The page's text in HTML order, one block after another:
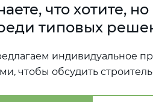
что хотите,
типовых
индивидуальное
чтобы обсудить